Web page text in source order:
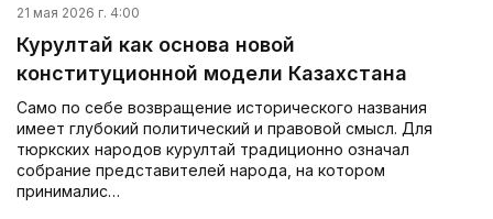
21 мая 2026 г. 4:00
Курултай как основа новой
конституционной модели Казахстана
Само по себе возвращение исторического названия
имеет глубокий политический и правовой смысл. Для
тюркских народов курултай традиционно означал
собрание представителей народа, на котором
принималис…